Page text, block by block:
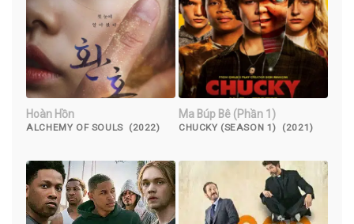
Hoàn Hồn
ALCHEMY OF SOULS (2022)
Ma Búp Bê (Phần 1)
CHUCKY (SEASON 1) (2021)